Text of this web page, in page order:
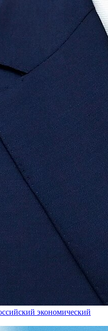
экономический